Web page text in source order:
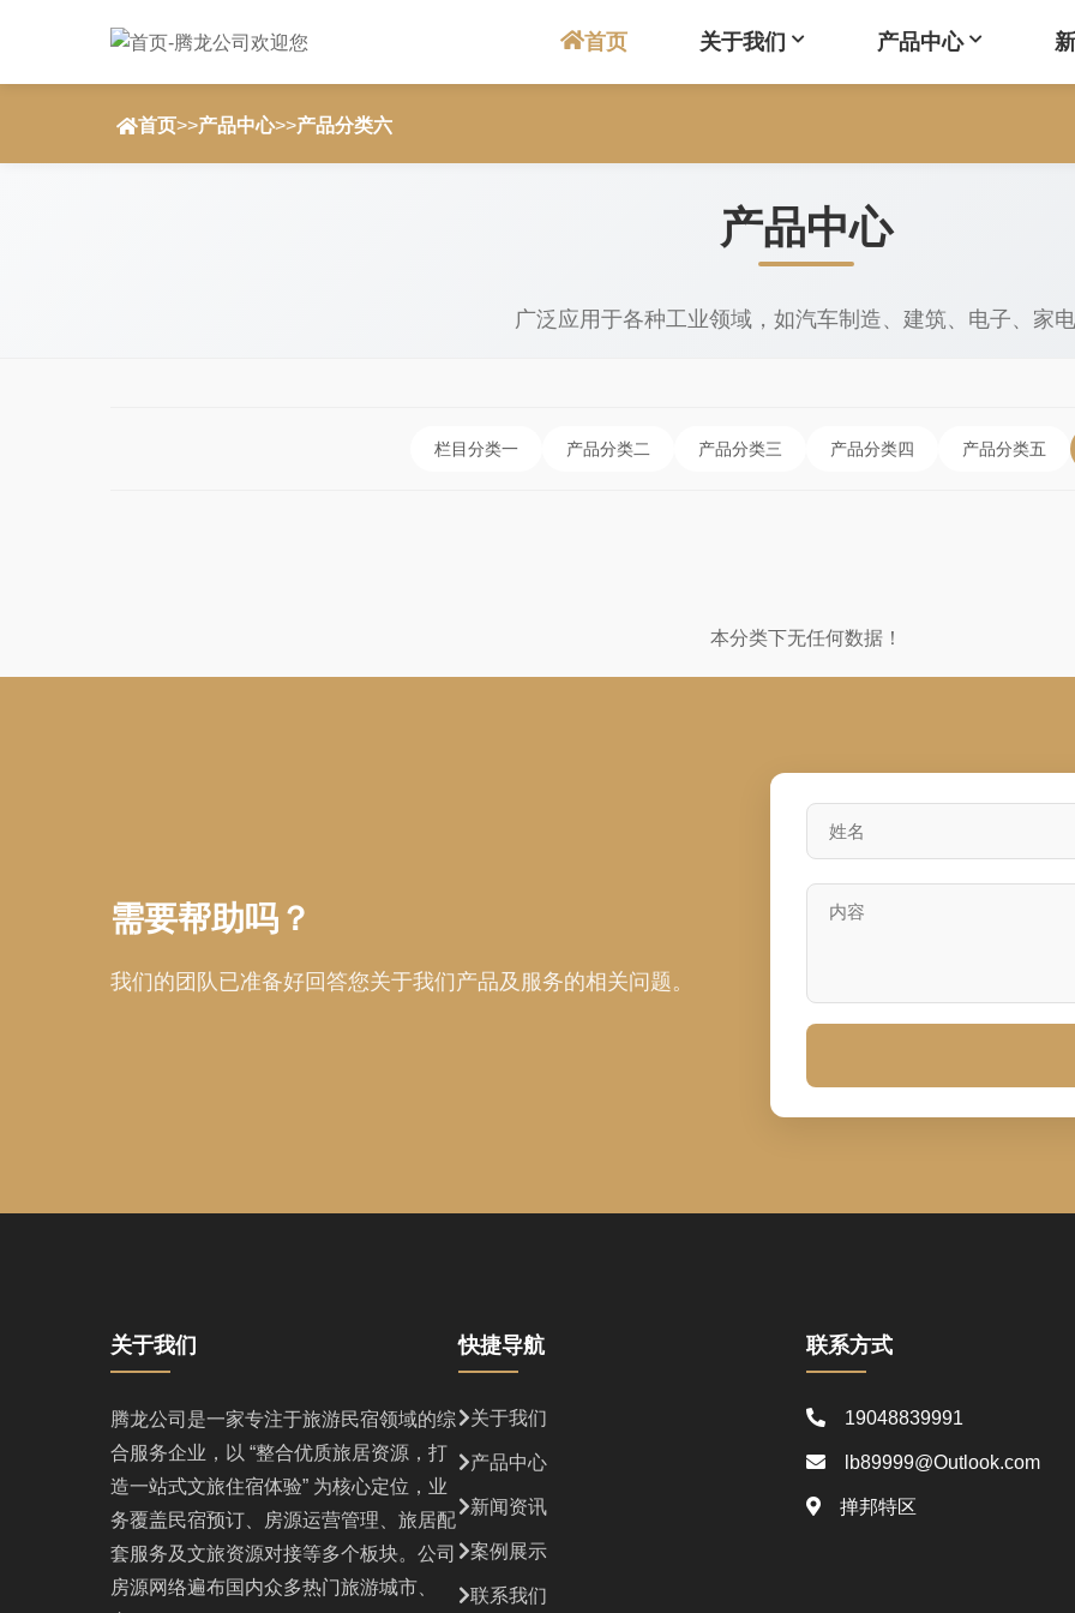
首页 关于我们 产品中心
首页>>产品中心>>产品分类六
产品中心
广泛应用于各种工业领域，如汽车制造、建筑、电子、家
栏目分类一 产品分类二 产品分类三 产品分类四 产品分类五
本分类下无任何数据！
需要帮助吗？
我们的团队已准备好回答您关于我们产品及服务的相关问题。
关于我们
腾龙公司是一家专注于旅游民宿领域的综
合服务企业，以 “整合优质旅居资源，打
造一站式文旅住宿体验” 为核心定位，业
务覆盖民宿预订、房源运营管理、旅居配
套服务及文旅资源对接等多个板块。公司
房源网络遍布国内众多热门旅游城市、
快捷导航
关于我们
产品中心
新闻资讯
案例展示
联系我们
联系方式
19048839991
lb89999@Outlook.com
掸邦特区